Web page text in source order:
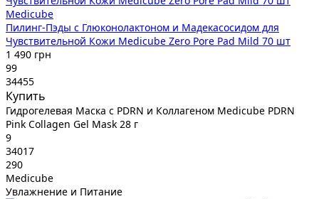
Medicube
Пилинг-Пэды с Глюконолактоном и Мадекасосидом для
Чувствительной Кожи Medicube Zero Pore Pad Mild 70 шт
1 490 грн
99
34455
Купить
Гидрогелевая Маска с PDRN и Коллагеном Medicube PDRN
Pink Collagen Gel Mask 28 г
9
34017
290
Medicube
Увлажнение и Питание